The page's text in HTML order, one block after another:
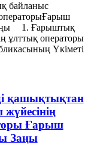
байланыс
1. Ғарыштық
ұлттық операторы
Үкіметі
қашықтықтан
Ғарыш
Заңы